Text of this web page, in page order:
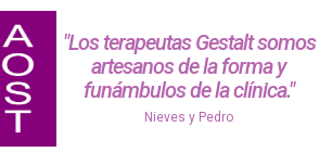
"Los terapeutas Gestalt somos
artesanos de la forma y
funámbulos de la clínica."
Nieves y Pedro